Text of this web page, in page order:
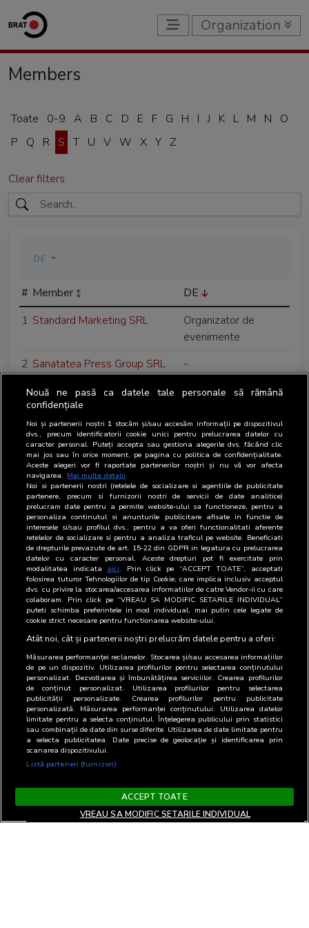
Organization
Members
Toate 0-9 A B C D E F G H I J K L M N
O
P
Q R S T U V W X Y Z
Clear filters
DE
# Member
DE
1 Standard Marketing SRL
Organizator de
evenimente
2 Sanatatea Press Group SRL
-
3 Seaview Advertising SRL
-
4 Societatea Romana de
Radiodifuziune
-
5 Societatea Romana de
Televiziune
-
6 Soma Social SRL
-
7 Spot Agency SRL
-
8 Stil Media SRL -
Nouă ne pasă ca datele tale personale să rămână
confidențiale
Noi și partenerii noștri 1 stocăm și/sau accesăm informații pe dispozitivul
dvs., precum identificatorii cookie unici pentru prelucrarea datelor cu
caracter personal. Puteți accepta sau gestiona alegerile dvs. făcând clic
mai jos sau în orice moment, pe pagina cu politica de confidențialitate.
Aceste alegeri vor fi raportate partenerilor noștri și nu vă vor afecta
navigarea. Mai multe detalii
Noi si partenerii nostri (retelele de socializare si agentiile de publicitate
partenere, precum si furnizorii nostri de servicii de date analitice)
prelucram date pentru a permite website-ului sa functioneze, pentru a
personaliza continutul si anunturile publicitare afisate in functie de
interesele si/sau profilul dvs., pentru a va oferi functionalitati aferente
retelelor de socializare si pentru a analiza traficul pe website. Beneficiati
de drepturile prevazute de art. 15-22 din GDPR in legatura cu prelucrarea
datelor cu caracter personal. Aceste drepturi pot fi exercitate prin
modalitatea indicata aici. Prin click pe “ACCEPT TOATE”, acceptati
folosirea tuturor Tehnologiilor de tip Cookie, care implica inclusiv acceptul
dvs. cu privire la stocarea/accesarea informatiilor de catre Vendor-ii cu care
colaboram. Prin click pe “VREAU SA MODIFIC SETARILE INDIVIDUAL”
puteti schimba preferintele in mod individual, mai putin cele legate de
cookie strict necesare pentru functionarea website-ului.
Atât noi, cât și partenerii noștri prelucrăm datele pentru a oferi:
Măsurarea performanței reclamelor. Stocarea și/sau accesarea informațiilor
de pe un dispozitiv. Utilizarea profilurilor pentru selectarea conținutului
personalizat. Dezvoltarea și îmbunătățirea serviciilor. Crearea profilurilor
de conținut personalizat. Utilizarea profilurilor pentru selectarea
publicității personalizate. Crearea profilurilor pentru publicitate
personalizată. Măsurarea performanței conținutului. Utilizarea datelor
limitate pentru a selecta conținutul. Înțelegerea publicului prin statistici
sau combinații de date din surse diferite. Utilizarea de date limitate pentru
a selecta publicitatea. Date precise de geolocație și identificarea prin
scanarea dispozitivului.
Listă parteneri (furnizori)
ACCEPT TOATE
VREAU SA MODIFIC SETARILE INDIVIDUAL